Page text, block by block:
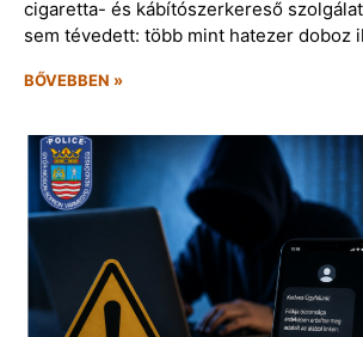
cigaretta- és kábítószerkereső
sem tévedett: több mint hatezer doboz
BŐVEBBEN »